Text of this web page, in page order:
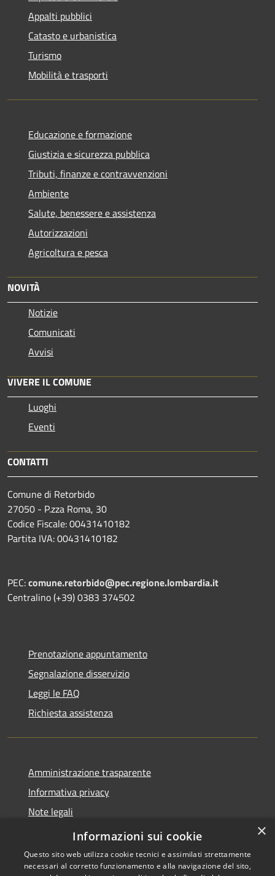
Appalti pubblici
Catasto e urbanistica
Turismo
Mobilità e trasporti
Educazione e formazione
Giustizia e sicurezza pubblica
Tributi, finanze e contravvenzioni
Ambiente
Salute, benessere e assistenza
Autorizzazioni
Agricoltura e pesca
NOVITÀ
Notizie
Comunicati
Avvisi
VIVERE IL COMUNE
Luoghi
Eventi
CONTATTI
Comune di Retorbido
27050 - P.zza Roma, 30
Codice Fiscale: 00431410182
Partita IVA: 00431410182
PEC:comune.retorbido@pec.regione.lombardia.it
Centralino (+39) 0383 374502
Prenotazione appuntamento
Segnalazione disservizio
Leggi le FAQ
Richiesta assistenza
Amministrazione trasparente
Informativa privacy
Note legali
Dichiarazione di accessibilità
×
Informazioni sui cookie
Questo sito web utilizza cookie tecnici e assimilati strettamente
necessari al corretto funzionamento e alla navigazione del sito,